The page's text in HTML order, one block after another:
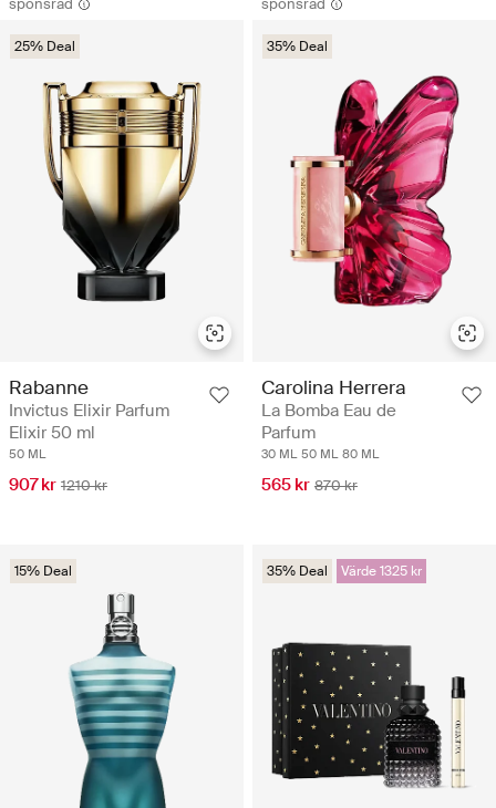
25% Deal
Rabanne
Invictus Elixir Parfum
Elixir 50 ml
50 ML
907 kr 1210 kr
35% Deal
Carolina Herrera
La Bomba Eau de
Parfum
30 ML 50 ML 80 ML
565 kr 870 kr
15% Deal 35% Deal Värde 1325 kr